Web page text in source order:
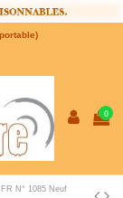
0
FR N° 1085 Neuf